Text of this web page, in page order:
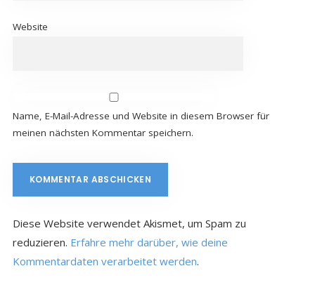
Website
Name, E-Mail-Adresse und Website in diesem Browser für
meinen nächsten Kommentar speichern.
Diese Website verwendet Akismet, um Spam zu
reduzieren. Erfahre mehr darüber, wie deine
Kommentardaten verarbeitet werden.